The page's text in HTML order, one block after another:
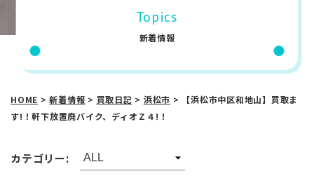
Topics
新着情報
HOME >新着情報 > 買取日記 > 浜松市 >
【浜松市中区和地山】買取ま
す!！軒下放置廃バイク、ディオＺ４!！
カテゴリー: